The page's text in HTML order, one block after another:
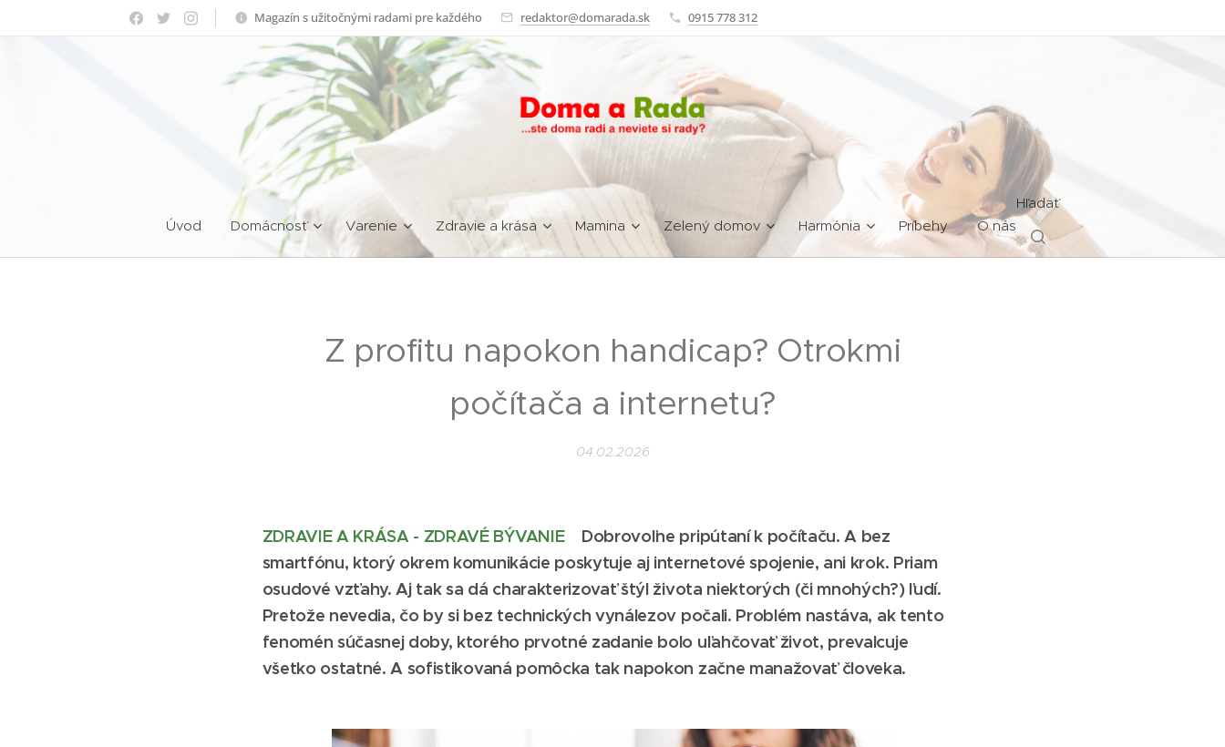
Magazín s užitočnými radami pre každého redaktor@domarada.sk 0915 778 312
Úvod Domácnosť Varenie Zdravie a krása Mamina Zelený domov Harmónia Príbehy O nás
Hľadať
Z profitu napokon handicap? Otrokmi
počítača a internetu?
04.02.2026
ZDRAVIE A KRÁSA - ZDRAVÉ BÝVANIE
Dobrovoľne pripútaní k počítaču. A bez
smartfónu, ktorý okrem komunikácie poskytuje aj internetové spojenie, ani krok. Priam
osudové vzťahy. Aj tak sa dá charakterizovať štýl života niektorých (či mnohých?) ľudí.
Pretože nevedia, čo by si bez technických vynálezov počali. Problém nastáva, ak tento
fenomén súčasnej doby, ktorého prvotné zadanie bolo uľahčovať život, prevalcuje
všetko ostatné. A sofistikovaná pomôcka tak napokon začne manažovať človeka.